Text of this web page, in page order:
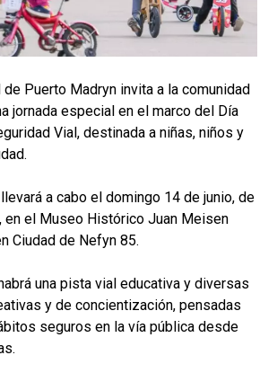
Puerto Madryn invita a la comunidad
jornada especial en el marco del Día
Vial, destinada a niñas, niños y
a cabo el domingo 14 de junio, de
en el Museo Histórico Juan Meisen
Ciudad de Nefyn 85.
una pista vial educativa y diversas
y de concientización, pensadas
seguros en la vía pública desde